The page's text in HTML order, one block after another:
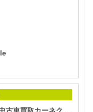
電話1本で無料査定・高価買取！【中古車買取カーネクスト】